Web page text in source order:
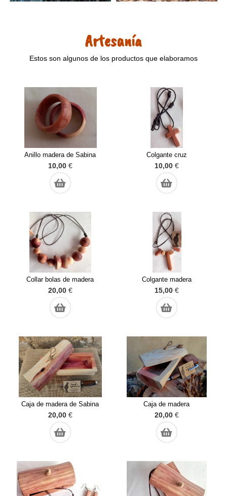
Artesanía
Estos son algunos de los productos que elaboramos
Anillo madera de Sabina
10,00€
Colgante cruz
10,00€
Collar bolas de madera
20,00€
Colgante madera
15,00€
Caja de madera de Sabina
20,00€
Caja de madera
20,00€